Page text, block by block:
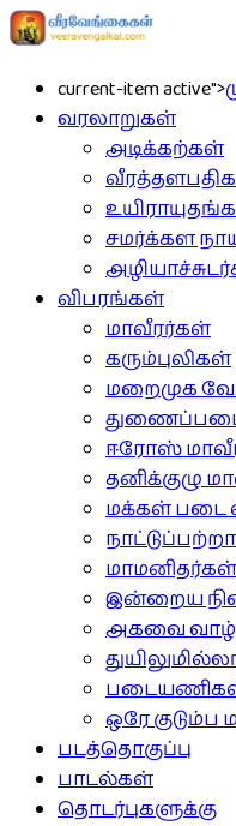
current-item active">
வரலாறுகள்
அடிக்கற்கள்
சமர்க்கள
விபரங்கள்
மாவீரர்கள்
கரும்புலிகள்
மறைமுக
ஈரோஸ்
தனிக்குழு
மக்கள் படை
மாமனிதர்கள்
இன்றைய
அகவை
ஒரே
படத்தொகுப்பு
பாடல்கள்
தொடர்புகளுக்கு